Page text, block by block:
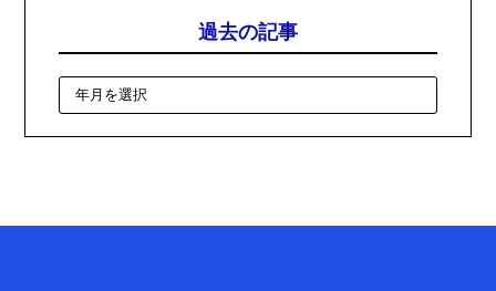
過去の記事